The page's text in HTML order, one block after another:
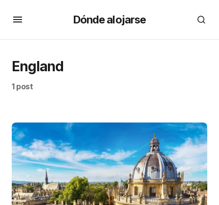
Dónde alojarse
England
1 post